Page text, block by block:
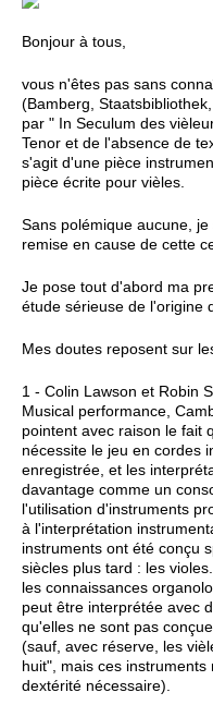
Bonjour à tous,
vous n'êtes pas sans
(Bamberg,
par " In Seculum des
Tenor et de l'absence de
s'agit d'une pièce
pièce écrite pour vièles.
Sans polémique aucune,
remise en cause de cette
Je pose tout d'abord ma
étude sérieuse de l'origine
Mes doutes reposent sur
1 - Colin Lawson et Robin
Musical performance,
pointent avec raison le fait
nécessite le jeu en cordes
enregistrée, et les
davantage comme un
l'utilisation d'instruments
à l'interprétation
instruments ont été conçu
siècles plus tard : les
les connaissances
peut être interprétée avec
qu'elles ne sont pas
(sauf, avec réserve, les
huit", mais ces
dextérité nécessaire).